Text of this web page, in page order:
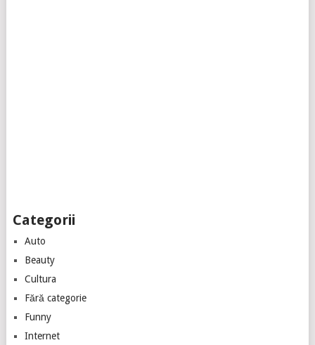
Categorii
Auto
Beauty
Cultura
Fără categorie
Funny
Internet